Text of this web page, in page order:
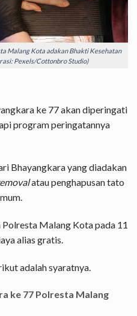
Malang Kota adakan Bhakti Kesehatan
Pexels/Cottonbro Studio)
ke 77 akan diperingati
program peringatannya
Bhayangkara yang diadakan
atau penghapusan tato
Malang Kota pada 11
alias gratis.
adalah syaratnya.
ke 77 Polresta Malang